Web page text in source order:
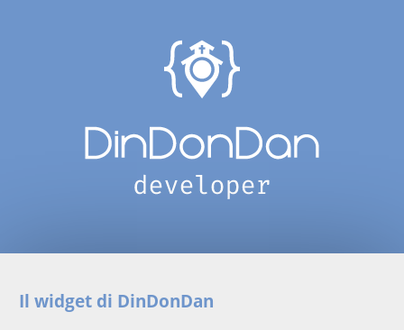
Il widget di DinDonDan